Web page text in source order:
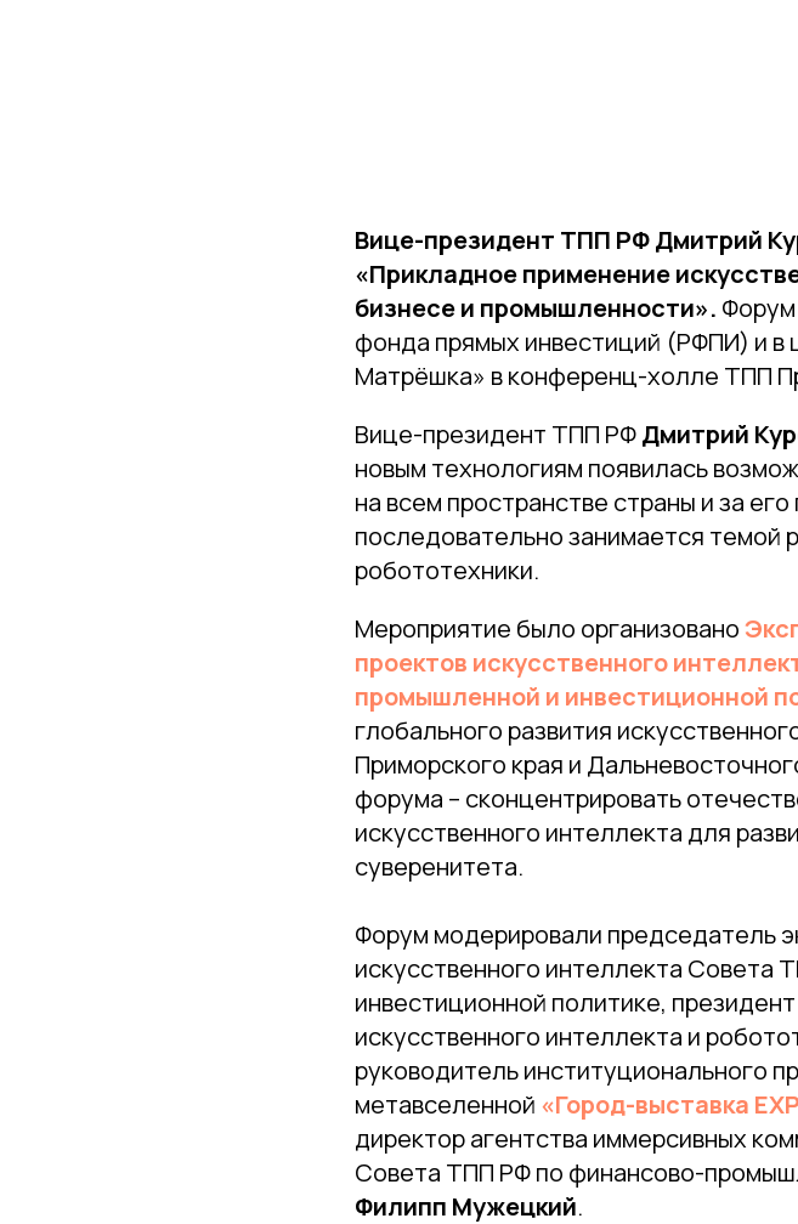
Вице-президент ТПП РФ Дмитрий
«Прикладное применение
бизнесе и промышленности».
фонда прямых инвестиций (РФПИ) и в
Матрёшка» в конференц-холле ТПП
Вице-президент ТПП РФДмитрий
новым технологиям появилась
на всем пространстве страны и за
последовательно занимается темой
робототехники.
Мероприятие было организовано
проектов искусственного
промышленной и инвестиционной
глобального развития
Приморского края и
форума – сконцентрировать
искусственного интеллекта для
суверенитета.
Форум модерировали председатель
искусственного интеллекта
инвестиционной политике,
искусственного интеллекта и
руководитель институционального
метавселенной «Город-выставка
директор агентства иммерсивных
Совета ТПП РФ по финансово-
Филипп Мужецкий.